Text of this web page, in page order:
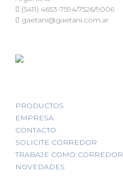
(5411) 4653-7594/7526/9006
gaetani@gaetani.com.ar
PRODUCTOS
EMPRESA
CONTACTO
SOLICITE CORREDOR
TRABAJE COMO CORREDOR
NOVEDADES